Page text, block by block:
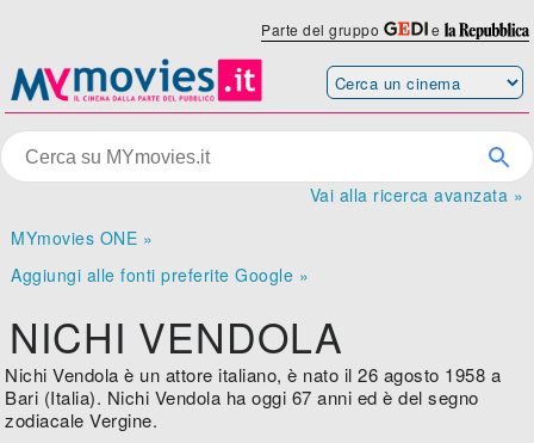
Parte del gruppo e
Vai alla ricerca avanzata »
MYmovies ONE »
Aggiungi alle fonti preferite Google »
NICHI VENDOLA
Nichi Vendola è un attore italiano, è nato il 26 agosto 1958 a
Bari (Italia). Nichi Vendola ha oggi 67 anni ed è del segno
zodiacale Vergine.